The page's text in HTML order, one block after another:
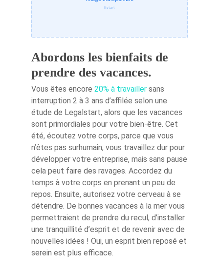
Abordons les bienfaits de
prendre des vacances.
Vous êtes encore 20% à travailler sans
interruption 2 à 3 ans d’affilée selon une
étude de Legalstart, alors que les vacances
sont primordiales pour votre bien-être. Cet
été, écoutez votre corps, parce que vous
n’êtes pas surhumain, vous travaillez dur pour
développer votre entreprise, mais sans pause
cela peut faire des ravages. Accordez du
temps à votre corps en prenant un peu de
repos. Ensuite, autorisez votre cerveau à se
détendre. De bonnes vacances à la mer vous
permettraient de prendre du recul, d’installer
une tranquillité d’esprit et de revenir avec de
nouvelles idées ! Oui, un esprit bien reposé et
serein est plus efficace.